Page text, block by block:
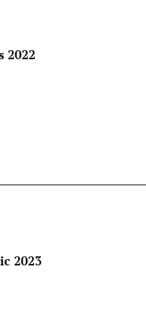
2022
2023